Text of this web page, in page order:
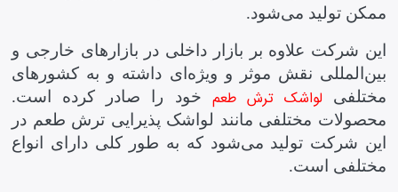
ممکن تولید می‌شود.
این شرکت علاوه بر بازار داخلی در بازارهای خارجی و
بین‌المللی نقش موثر و ویژه‌ای داشته و به کشورهای
مختلفیلواشک ترش طعم خود را صادر کرده است.
محصولات مختلفی مانند لواشک پذیرایی ترش طعم در
این شرکت تولید می‌شود که به طور کلی دارای انواع
مختلفی است.